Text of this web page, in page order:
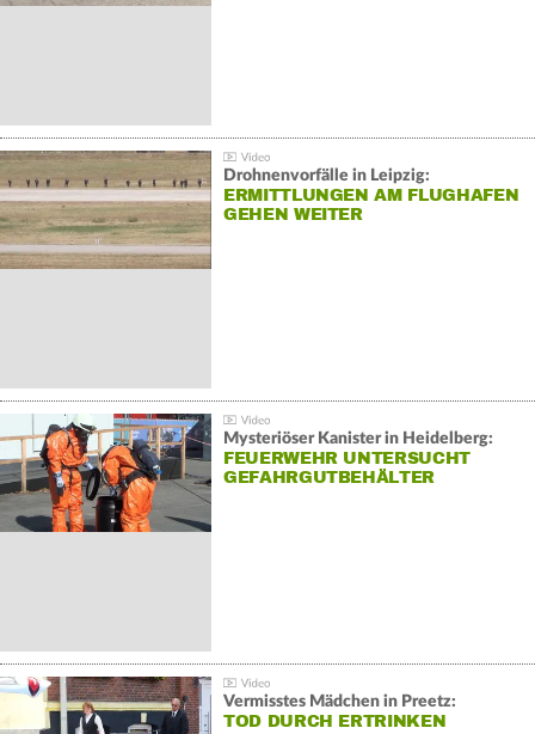
Drohnenvorfälle in Leipzig:
ERMITTLUNGEN AM FLUGHAFEN
GEHEN WEITER
Mysteriöser Kanister in Heidelberg:
FEUERWEHR UNTERSUCHT
GEFAHRGUTBEHÄLTER
Vermisstes Mädchen in Preetz:
TOD DURCH ERTRINKEN